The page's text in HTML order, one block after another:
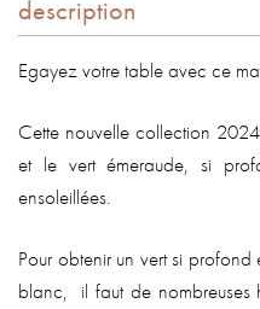
description
Egayez votre table avec ce
Cette nouvelle collection
et le vert émeraude, si
ensoleillées.
Pour obtenir un vert si
blanc, il faut de nombreuses